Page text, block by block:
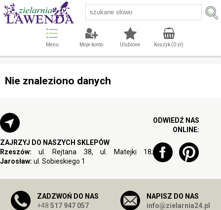
Menu Moje konto Ulubione Koszyk (0zł)
Nie znaleziono danych
ZAJRZYJ DO NASZYCH SKLEPÓW
Rzeszów: ul. Rejtana 38, ul. Matejki 18;
Jarosław: ul. Sobieskiego 1
ODWIEDŹ NAS
ONLINE:
ZADZWOŃ DO NAS
+48 517 947 057
NAPISZ DO NAS
info@zielarnia24.pl